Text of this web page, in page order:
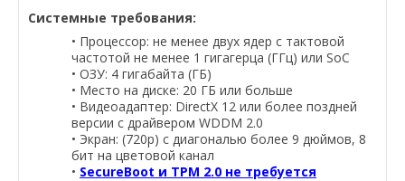
Системные требования:
• Процессор: не менее двух ядер с тактовой
частотой не менее 1 гигагерца (ГГц) или SoC
• ОЗУ: 4 гигабайта (ГБ)
• Место на диске: 20 ГБ или больше
• Видеоадаптер: DirectX 12 или более поздней
версии с драйвером WDDM 2.0
• Экран: (720p) с диагональю более 9 дюймов, 8
бит на цветовой канал
• SecureBoot и TPM 2.0 не требуется